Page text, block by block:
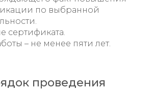
по выбранной
сертификата.
– не менее пяти лет.
проведения